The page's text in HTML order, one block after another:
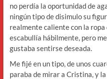
no perdía la oportunidad de
ningún tipo de disimulo su
realmente caliente con la ropa
escabullía hábilmente, pero
gustaba sentirse deseada.
Me fijé en un tipo, de unos
paraba de mirar a Cristina, y